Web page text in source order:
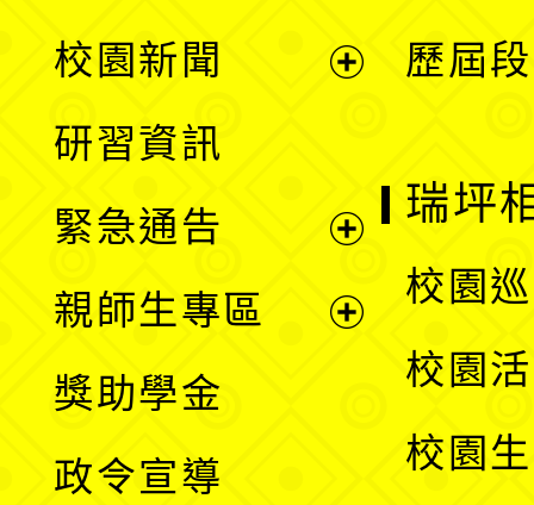
單
校園新聞
選
單
研習資訊
緊急通告
親師生專區
獎助學金
政令宣導
歷屆
瑞坪
校園
校園
校園